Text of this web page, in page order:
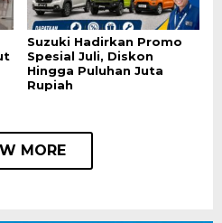
Suzuki Hadirkan Promo
Spesial Juli, Diskon
Hingga Puluhan Juta
Rupiah
MORE